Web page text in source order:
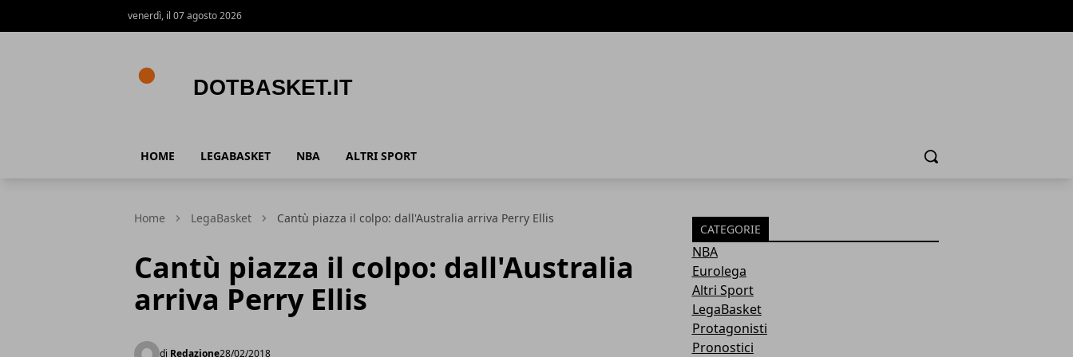
venerdì, il 07 agosto 2026
HOME LEGABASKET NBA ALTRI SPORT Cerca
Home LegaBasket Cantù piazza il colpo: dall'Australia arriva Perry Ellis
Cantù piazza il colpo: dall'Australia
arriva Perry Ellis
di Redazione28/02/2018
CATEGORIE
NBA
Eurolega
Altri Sport
LegaBasket
Protagonisti
Pronostici